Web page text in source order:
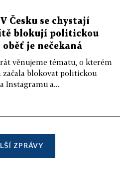
Česku se chystají
blokují politickou
je nečekaná
věnujeme tématu, o kterém
začala blokovat politickou
Instagramu a...
ZPRÁVY